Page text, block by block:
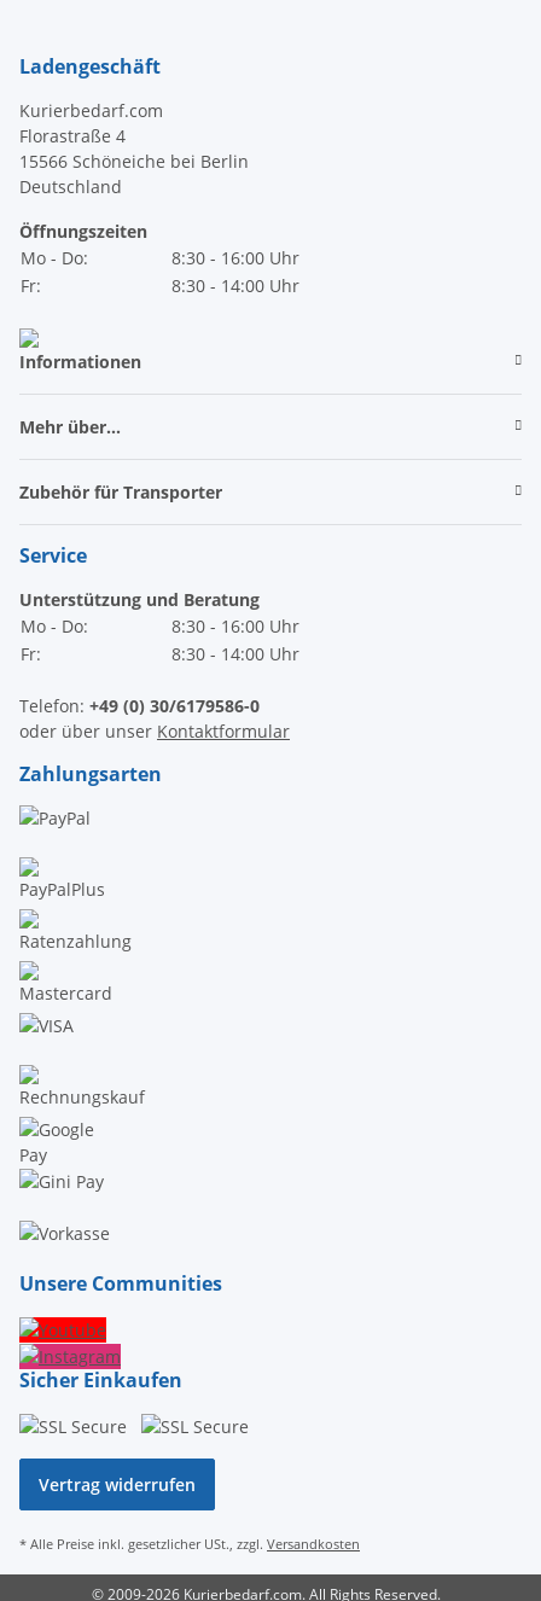
Ladengeschäft
Kurierbedarf.com
Florastraße 4
15566 Schöneiche bei Berlin
Deutschland
Öffnungszeiten
Mo - Do:
8:30 - 16:00 Uhr
Fr:
8:30 - 14:00 Uhr
Informationen
Mehr über...
Zubehör für Transporter
Service
Unterstützung und Beratung
Mo - Do:
8:30 - 16:00 Uhr
Fr:
8:30 - 14:00 Uhr
Telefon: +49 (0) 30/6179586-0
oder über unser Kontaktformular
Zahlungsarten
Unsere Communities
Sicher Einkaufen
Vertrag widerrufen
* Alle Preise inkl. gesetzlicher USt., zzgl. Versandkosten
© 2009-2026 Kurierbedarf.com. All Rights Reserved.